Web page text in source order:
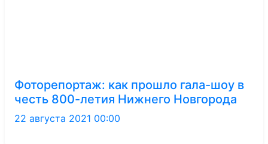
Фоторепортаж: как прошло гала-шоу в
честь 800-летия Нижнего Новгорода
22 августа 2021 00:00